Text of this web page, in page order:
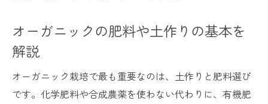
オーガニックの肥料や土作りの基本を
解説
オーガニック栽培で最も重要なのは、土作りと肥料選び
です。化学肥料や合成農薬を使わない代わりに、有機肥